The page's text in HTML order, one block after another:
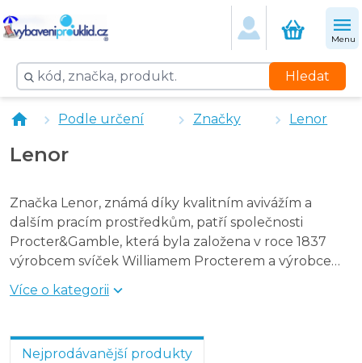
Lenor aviváž Spring Breeze 5 l
Chopa aviváž vanilka 1 l
Lenor aviváž Summer Breeze 4 l
Lenor aviváž Sea Breeze 4 l
Lenor Professional aviváž Sensitive Cotton 200 dávek, 4
Menu
Hledat
Podle určení Značky Lenor
Lenor
Značka Lenor, známá díky kvalitním avivážím a
dalším pracím prostředkům, patří společnosti
Procter&Gamble, která byla založena v roce 1837
výrobcem svíček Williamem Procterem a výrobcem
mýdla James Gamblem v USA.
Více o kategorii
Nejprodávanější produkty